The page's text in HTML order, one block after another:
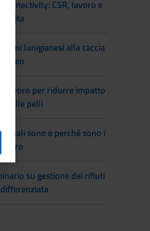
nnectivity: CSR, lavoro e
vita
lunigianesi alla caccia
al lavoro per ridurre impatto
delle pelli
quali sono e perché sono i
su gestione dei rifiuti